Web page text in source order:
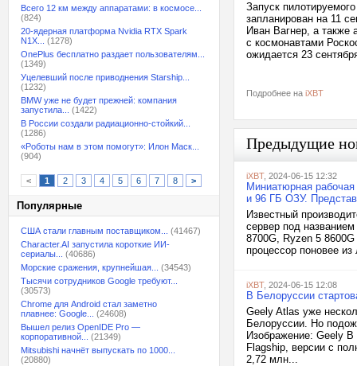
Всего 12 км между аппаратами: в космосе...
(824)
20-ядерная платформа Nvidia RTX Spark
N1X...
(1278)
OnePlus бесплатно раздает пользователям...
(1349)
Уцелевший после приводнения Starship...
(1232)
BMW уже не будет прежней: компания
запустила...
(1422)
В России создали радиационно-стойкий...
(1286)
«Роботы нам в этом помогут»: Илон Маск...
(904)
< 1 2 3 4 5 6 7 8 >
Популярные
США стали главным поставщиком...
(41467)
Character.AI запустила короткие ИИ-
сериалы...
(40686)
Морские сражения, крупнейшая...
(34543)
Тысячи сотрудников Google требуют...
(30573)
Chrome для Android стал заметно
плавнее: Google...
(24608)
Вышел релиз OpenIDE Pro —
корпоративной...
(21349)
Mitsubishi начнёт выпускать по 1000...
(20880)
Запуск
запланирован на 11
Иван Вагнер, а
с космонавтами
ожидается 23
Подробнее на iXBT
Предыдущие
iXBT, 2024-06-15 12:32
Миниатюрная
и 96 ГБ ОЗУ.
Известный
сервер под
8700G, Ryzen 5
процессор поновее
iXBT, 2024-06-15 12:08
В Белоруссии
Geely Atlas уже
Белоруссии. Но
Изображение: Geely В
Flagship, версии с
2,72 млн...